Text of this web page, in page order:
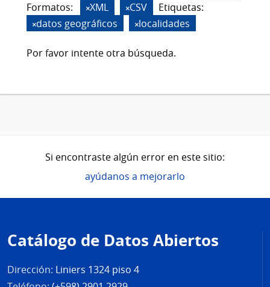
Formatos:
XML CSV
Etiquetas:
datos geográficos
localidades
Por favor intente otra búsqueda.
Si encontraste algún error en este sitio:
ayúdanos a mejorarlo
de
página
Catálogo de Datos Abiertos
Dirección: Liniers 1324 piso 4